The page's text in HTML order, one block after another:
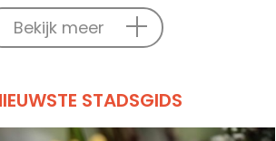
Bekijk meer
STADSGIDS